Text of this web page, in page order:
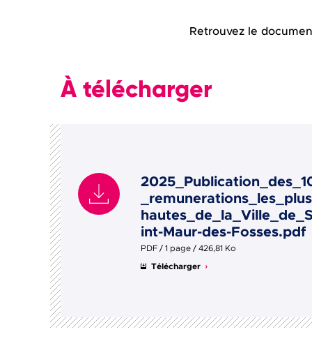
Retrouvez le
À télécharger
_remunerations_les_plus_
int-Maur-des-Fosses.pdf
PDF / 1 page / 426,81 Ko
Télécharger